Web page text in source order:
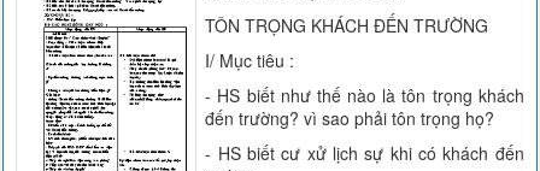
TÔN TRỌNG KHÁCH ĐẾN TRƯỜNG
I/ Mục tiêu :
- HS biết như thế nào là tôn trọng khách
đến trường? vì sao phải tôn trọng họ?
- HS biết cư xử lịch sự khi có khách đến